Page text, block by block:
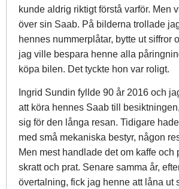
kunde aldrig riktigt förstå varför. Men
över sin Saab. På bilderna trollade
hennes nummerplåtar, bytte ut siffror
jag ville bespara henne alla
köpa bilen. Det tyckte hon var roligt.
Ingrid Sundin fyllde 90 år 2016 och
att köra hennes Saab till
sig för den långa resan. Tidigare
med små mekaniska bestyr, någon
Men mest handlade det om kaffe och
skratt och prat. Senare samma år,
övertalning, fick jag henne att låna ut